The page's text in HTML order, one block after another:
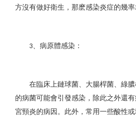
方沒有做好衛生，那麽感染炎症的幾率
3、病原體感染：
在臨床上鏈球菌、大腸桿菌、綠
的病菌可能會引發感染，除此之外還
宮頸炎的病因。此外，常用一些酸性